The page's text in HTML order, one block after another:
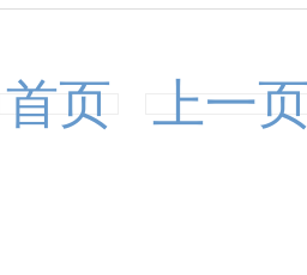
首页 上一